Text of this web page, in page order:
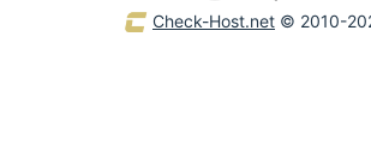
Check-Host.net © 2010-